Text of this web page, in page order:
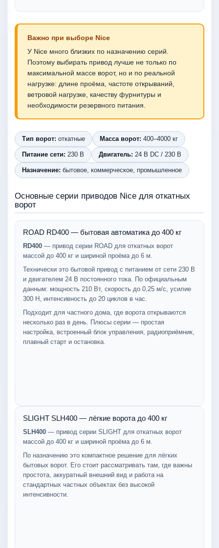
Важно при выборе Nice
У Nice много близких по назначению серий.
Поэтому выбирать привод лучше не только по
максимальной массе ворот, но и по реальной
нагрузке: длине проёма, частоте открываний,
ветровой нагрузке, качеству фурнитуры и
необходимости резервного питания.
Тип ворот: откатные Масса ворот: 400–4000 кг
Питание сети: 230 В Двигатель: 24 В DC / 230 В
Назначение: бытовое, коммерческое, промышленное
Основные серии приводов Nice для откатных
ворот
ROAD RD400 — бытовая автоматика до 400 кг
RD400 — привод серии ROAD для откатных ворот
массой до 400 кг и шириной проёма до 6 м.
Технически это бытовой привод с питанием от сети 230 В
и двигателем 24 В постоянного тока. По официальным
данным: мощность 210 Вт, скорость до 0,25 м/с, усилие
300 Н, интенсивность до 20 циклов в час.
Подходит для частного дома, где ворота открываются
несколько раз в день. Плюсы серии — простая
настройка, встроенный блок управления, радиоприёмник,
плавный старт и остановка.
SLIGHT SLH400 — лёгкие ворота до 400 кг
SLH400 — привод серии SLIGHT для откатных ворот
массой до 400 кг и шириной проёма до 6 м.
По назначению это компактное решение для лёгких
бытовых ворот. Его стоит рассматривать там, где важны
простота, аккуратный внешний вид и работа на
стандартных частных объектах без высокой
интенсивности.